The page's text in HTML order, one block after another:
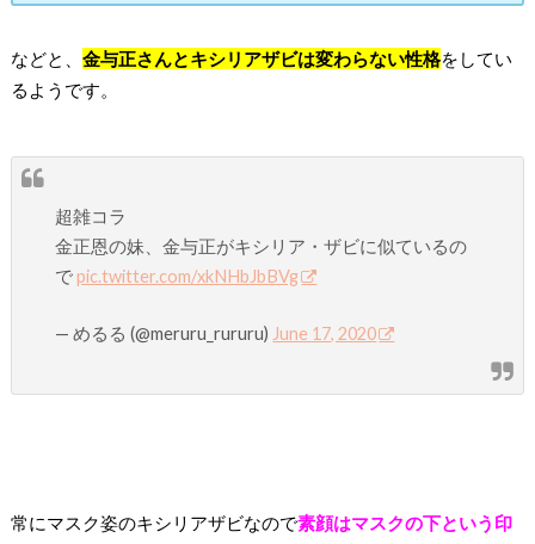
などと、 金与正さんとキシリアザビは変わらない性格をしてい
るようです。
超雑コラ
金正恩の妹、金与正がキシリア・ザビに似ているの
でpic.twitter.com/xkNHbJbBVg
— めるる (@meruru_rururu) June 17, 2020
常にマスク姿のキシリアザビなので素顔はマスクの下という印